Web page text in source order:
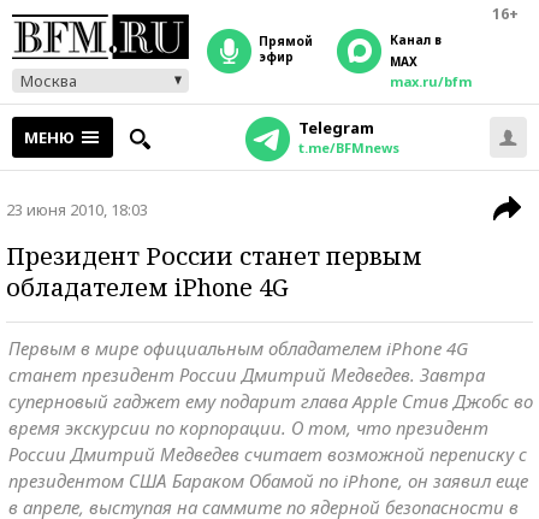
16+
Москва
прямой
эфир
Канал в
MAX
max.ru/bfm
МЕНЮ Telegram
t.me/BFMnews
23 июня 2010, 18:03
Президент России станет первым
обладателем iPhone 4G
Первым в мире официальным обладателем iPhone 4G
станет президент России Дмитрий Медведев. Завтра
суперновый гаджет ему подарит глава Apple Стив Джобс во
время экскурсии по корпорации. О том, что президент
России Дмитрий Медведев считает возможной переписку с
президентом США Бараком Обамой по iPhone, он заявил еще
в апреле, выступая на саммите по ядерной безопасности в